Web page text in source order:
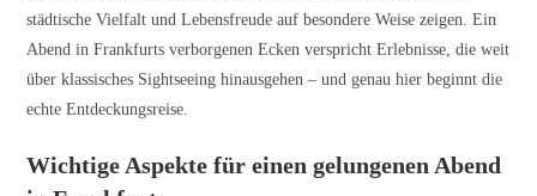
städtische Vielfalt und Lebensfreude auf besondere Weise zeigen. Ein
Abend in Frankfurts verborgenen Ecken verspricht Erlebnisse, die weit
über klassisches Sightseeing hinausgehen – und genau hier beginnt die
echte Entdeckungsreise.
Wichtige Aspekte für einen gelungenen Abend